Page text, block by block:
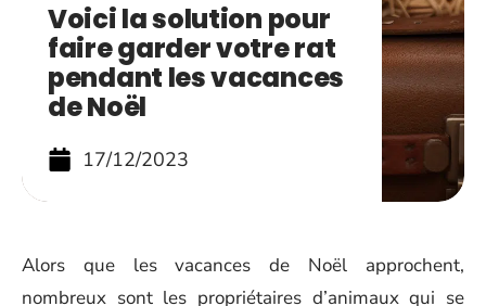
Voici la solution pour
faire garder votre rat
pendant les vacances
de Noël
17/12/2023
Alors que les vacances de Noël approchent,
nombreux sont les propriétaires d’animaux qui se